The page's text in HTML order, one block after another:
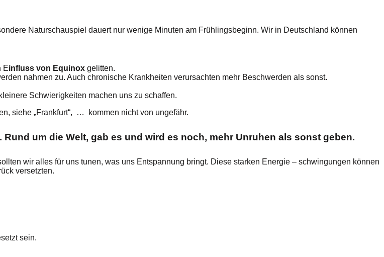
Naturschauspiel dauert nur wenige Minuten am Frühlingsbeginn. Wir in Deutschland können
Einfluss von Equinox gelitten.
nahmen zu. Auch chronische Krankheiten verursachten mehr Beschwerden als sonst.
Schwierigkeiten machen uns zu schaffen.
siehe „Frankfurt“, … kommen nicht von ungefähr.
um die Welt, gab es und wird es noch, mehr Unruhen als sonst geben.
wir alles für uns tunen, was uns Entspannung bringt. Diese starken Energie – schwingungen können
versetzten.
sein.